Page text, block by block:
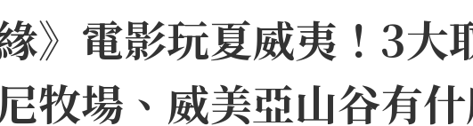
》電影玩夏威夷！3大
牧場、威美亞山谷有